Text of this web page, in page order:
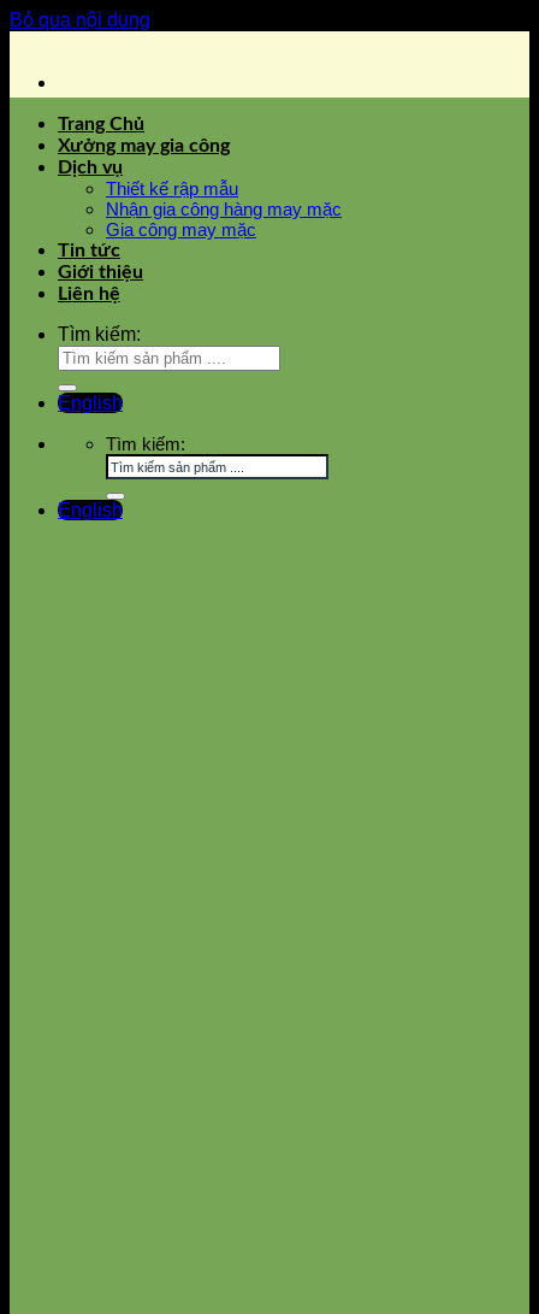
Bỏ qua nội dung
Trang Chủ
Xưởng may gia công
Dịch vụ
Thiết kế rập mẫu
Nhận gia công hàng may mặc
Gia công may mặc
Tin tức
Giới thiệu
Liên hệ
Tìm kiếm:
English
Tìm kiếm:
English